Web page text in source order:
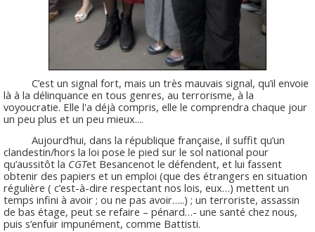
C’est un signal fort, mais un très mauvais signal, qu’il envoie
là à la délinquance en tous genres, au terrorisme, à la
voyoucratie. Elle l'a déjà compris, elle le comprendra chaque jour
un peu plus et un peu mieux....
Aujourd’hui, dans la république française, il suffit qu’un
clandestin/hors la loi pose le pied sur le sol national pour
qu’aussitôt la CGTet Besancenot le défendent, et lui fassent
obtenir des papiers et un emploi (que des étrangers en situation
régulière ( c’est-à-dire respectant nos lois, eux…) mettent un
temps infini à avoir ; ou ne pas avoir…..) ; un terroriste, assassin
de bas étage, peut se refaire – pénard…- une santé chez nous,
puis s’enfuir impunément, comme Battisti.